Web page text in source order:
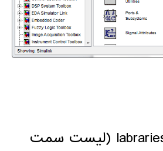
2- در قسمت labraries (لیست سمت